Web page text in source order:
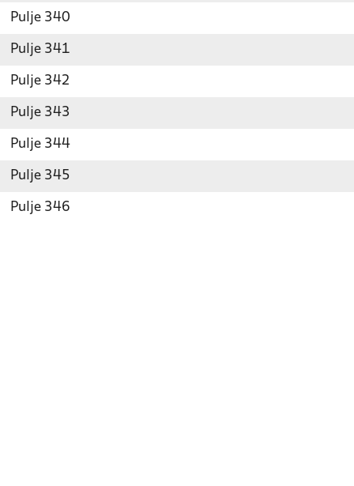
Pulje 340
Pulje 341
Pulje 342
Pulje 343
Pulje 344
Pulje 345
Pulje 346